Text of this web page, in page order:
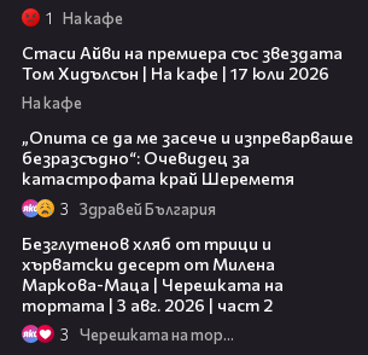
1 На кафе
Стаси Айви на премиера със звездата
Том Хидълсън | На кафе | 17 юли 2026
На кафе
„Опита се да ме засече и изпреварваше
безразсъдно“: Очевидец за
катастрофата край Шереметя
3 Здравей България
Безглутенов хляб от трици и
хърватски десерт от Милена
Маркова-Маца | Черешката на
тортата | 3 авг. 2026 | част 2
3 Черешката на тортата